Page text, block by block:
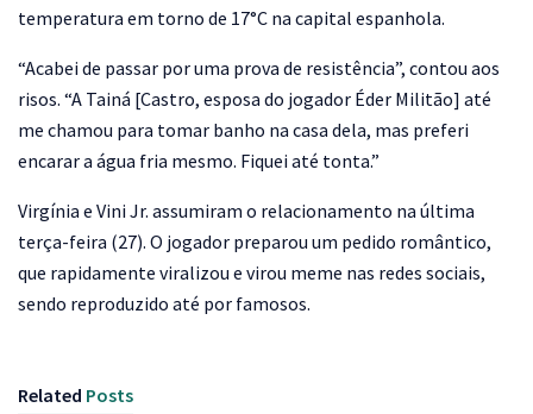
temperatura em torno de 17°C na capital espanhola.
“Acabei de passar por uma prova de resistência”, contou aos
risos. “A Tainá [Castro, esposa do jogador Éder Militão] até
me chamou para tomar banho na casa dela, mas preferi
encarar a água fria mesmo. Fiquei até tonta.”
Virgínia e Vini Jr. assumiram o relacionamento na última
terça-feira (27). O jogador preparou um pedido romântico,
que rapidamente viralizou e virou meme nas redes sociais,
sendo reproduzido até por famosos.
Related Posts